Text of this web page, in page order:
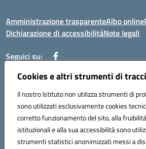
Cookies e altri strumenti di
Il nostro Istituto non utilizza strumenti di
sono utilizzati esclusivamente cookies
corretto funzionamento del sito, alla
istituzionali e alla sua accessibilità sono
strumenti statistici anonimizzati messi a
Amministrazione trasparenteAlbo online
Dichiarazione di accessibilitàNote legali
Seguici su:
Indirizzo: VIA BRECCIAME, 46 - 81024
Mail: CEIC8AU001@istruzione.it - Pec:
Telefono: 0823408721
Meccanografico: CEIC8AU001
Codice fiscale: 93086080616